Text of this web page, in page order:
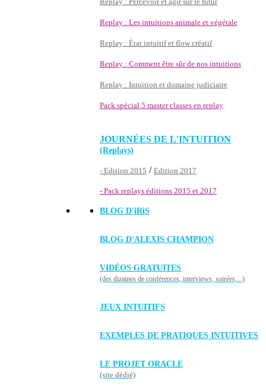
Replay : Les intuitions animale et végétale
Replay : État intuitif et flow créatif
Replay : Comment être sûr de nos intuitions
Replay : Intuition et domaine judiciaire
Pack spécial 5 master classes en replay
JOURNÉES DE L'INTUITION
(Replays)
- Edition 2015 / Edition 2017
- Pack replays éditions 2015 et 2017
BLOG D'iRiS
BLOG D'ALEXIS CHAMPION
VIDÉOS GRATUITES
(des dizaines de conférences, interviews, soirées,...)
JEUX INTUITIFS
EXEMPLES DE PRATIQUES INTUITIVES
LE PROJET ORACLE
(site dédié)